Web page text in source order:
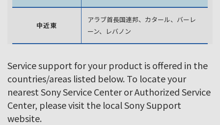
中近東
アラブ首長国連邦、カタール、バーレ
ーン、レバノン
Service support for your product is offered in the
countries/areas listed below. To locate your
nearest Sony Service Center or Authorized Service
Center, please visit the local Sony Support
website.